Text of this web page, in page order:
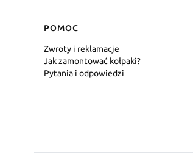
Linki w stopce
POMOC
Zwroty i reklamacje
Jak zamontować kołpaki?
Pytania i odpowiedzi